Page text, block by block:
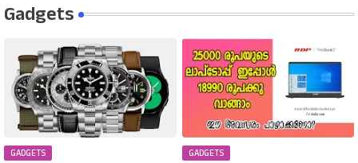
Gadgets
GADGETS GADGETS